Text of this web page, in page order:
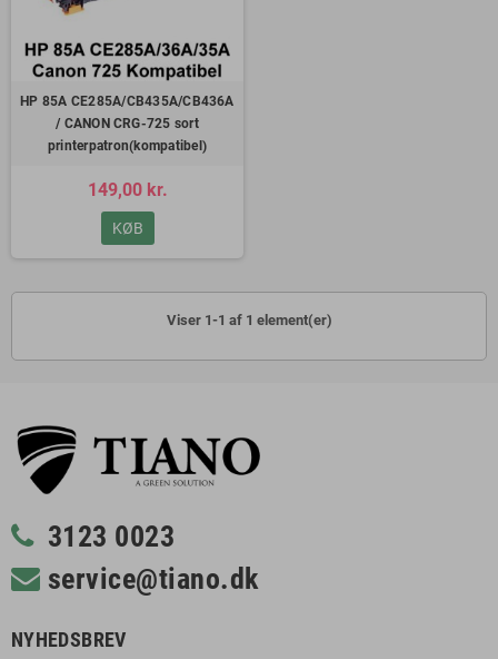
HP 85A CE285A/CB435A/CB436A
/ CANON CRG-725 sort
printerpatron(kompatibel)
149,00 kr.
KØB
Viser 1-1 af 1 element(er)
3123 0023
service@tiano.dk
NYHEDSBREV